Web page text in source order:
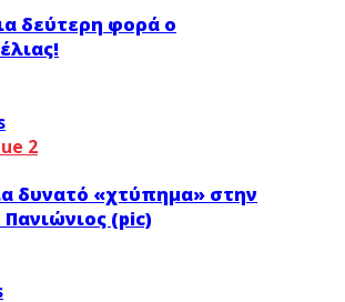
δεύτερη φορά ο
2
δυνατό «χτύπημα» στην
(pic)